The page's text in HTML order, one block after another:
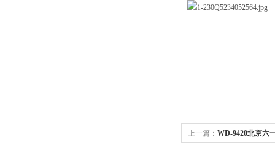
上一篇： WD-9420北京六